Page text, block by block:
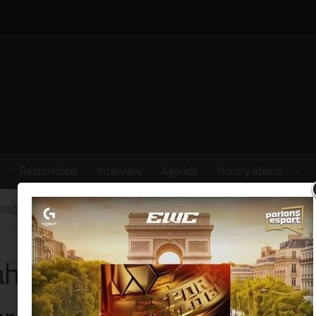
Resto/Hôtel Interview Agenda Nous y étions…
/ MUSIQUE
Maalouf vous invite à